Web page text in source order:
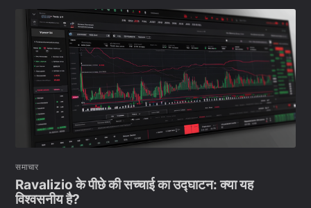
समाचार
Ravalizio के पीछे की सच्चाई का उद्घाटन: क्या यह
विश्वसनीय है?